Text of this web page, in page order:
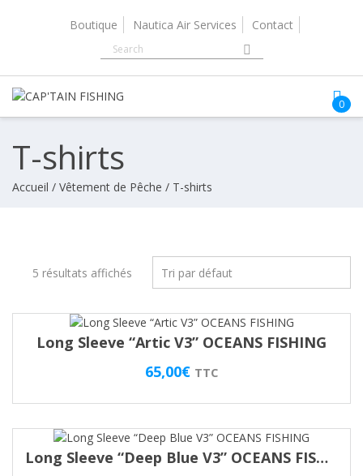
Boutique Nautica Air Services Contact
0
T-shirts
Accueil / Vêtement de Pêche / T-shirts
5 résultats affichés
Long Sleeve “Artic V3” OCEANS FISHING
65,00€ TTC
Long Sleeve “Deep Blue V3” OCEANS FISHING